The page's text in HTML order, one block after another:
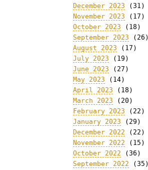
December 2023 (31)
November 2023 (17)
October 2023 (18)
September 2023 (26)
August 2023 (17)
July 2023 (19)
June 2023 (27)
May 2023 (14)
April 2023 (18)
March 2023 (20)
February 2023 (22)
January 2023 (29)
December 2022 (22)
November 2022 (15)
October 2022 (36)
September 2022 (35)